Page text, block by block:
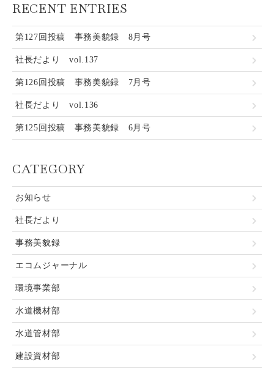
RECENT ENTRIES
第127回投稿 事務美貌録 8月号
社長だより vol.137
第126回投稿 事務美貌録 7月号
社長だより vol.136
第125回投稿 事務美貌録 6月号
CATEGORY
お知らせ
社長だより
事務美貌録
エコムジャーナル
環境事業部
水道機材部
水道管材部
建設資材部